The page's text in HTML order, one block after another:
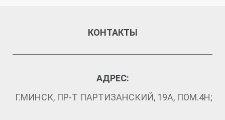
КОНТАКТЫ
АДРЕС:
Г.МИНСК, ПР-Т ПАРТИЗАНСКИЙ, 19А, ПОМ.4Н;